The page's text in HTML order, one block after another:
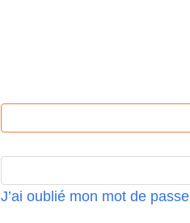
J’ai oublié mon mot de passe